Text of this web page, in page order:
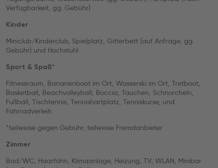
Verfügbarkeit, gg. Gebühr)
Kinder
Miniclub/Kinderclub, Spielplatz, Gitterbett (auf Anfrage, gg.
Gebühr) und Hochstuhl
Sport & Spaß*
Fitnessraum, Bananenboot im Ort, Wasserski im Ort, Tretboot,
Basketball, Beachvolleyball, Boccia, Tauchen, Schnorcheln,
Fußball, Tischtennis, Tennishartplatz, Tenniskurse, und
Fahrradverleih
*teilweise gegen Gebühr, teilweise Fremdanbieter
Zimmer
Bad/WC, Haarföhn, Klimaanlage, Heizung, TV, WLAN, Minibar